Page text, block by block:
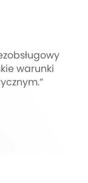
warunki